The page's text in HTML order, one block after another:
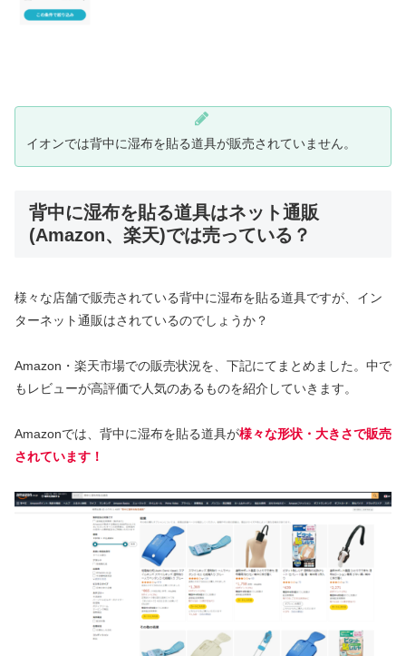
イオンでは背中に湿布を貼る道具が販売されていません。
背中に湿布を貼る道具はネット通販
(Amazon、楽天)では売っている？
様々な店舗で販売されている背中に湿布を貼る道具ですが、イン
ターネット通販はされているのでしょうか？
Amazon・楽天市場での販売状況を、下記にてまとめました。中で
もレビューが高評価で人気のあるものを紹介していきます。
Amazonでは、背中に湿布を貼る道具が様々な形状・大きさで販売
されています！